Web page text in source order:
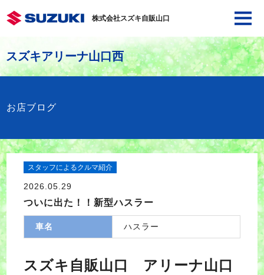
株式会社スズキ自販山口
スズキアリーナ山口西
お店ブログ
スタッフによるクルマ紹介
2026.05.29
ついに出た！！新型ハスラー
車名 ハスラー
スズキ自販山口 アリーナ山口